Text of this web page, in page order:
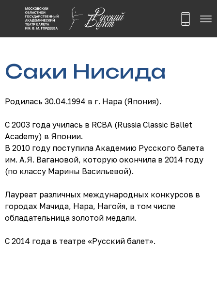
Саки Нисида
Родилась 30.04.1994 в г. Нара (Япония).
С 2003 года училась в RCBA (Russia Classic Ballet
Academy) в Японии.
В 2010 году поступила Академию Русского балета
им. А.Я. Вагановой, которую окончила в 2014 году
(по классу Марины Васильевой).
Лауреат различных международных конкурсов в
городах Мачида, Нара, Нагойя, в том числе
обладательница золотой медали.
С 2014 года в театре «Русский балет».